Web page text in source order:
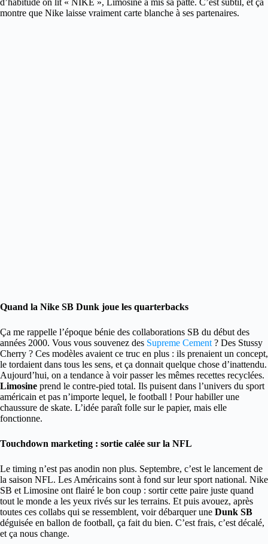
d’habitude on lit « NIKE », Limosine a mis sa patte. C’est subtil, et ça
montre que Nike laisse vraiment carte blanche à ses partenaires.
Quand la Nike SB Dunk joue les quarterbacks
Ça me rappelle l’époque bénie des collaborations SB du début des
années 2000. Vous vous souvenez des Supreme Cement ? Des Stussy
Cherry ? Ces modèles avaient ce truc en plus : ils prenaient un concept,
le tordaient dans tous les sens, et ça donnait quelque chose d’inattendu.
Aujourd’hui, on a tendance à voir passer les mêmes recettes recyclées.
Limosine prend le contre-pied total. Ils puisent dans l’univers du sport
américain et pas n’importe lequel, le football ! Pour habiller une
chaussure de skate. L’idée paraît folle sur le papier, mais elle
fonctionne.
Touchdown marketing : sortie calée sur la NFL
Le timing n’est pas anodin non plus. Septembre, c’est le lancement de
la saison NFL. Les Américains sont à fond sur leur sport national. Nike
SB et Limosine ont flairé le bon coup : sortir cette paire juste quand
tout le monde a les yeux rivés sur les terrains. Et puis avouez, après
toutes ces collabs qui se ressemblent, voir débarquer une Dunk SB
déguisée en ballon de football, ça fait du bien. C’est frais, c’est décalé,
et ça nous change.